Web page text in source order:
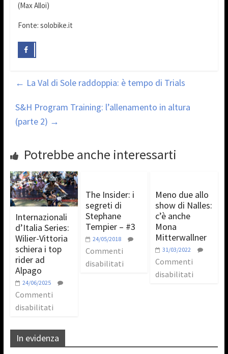
(Max Alloi)
Fonte: solobike.it
← La Val di Sole raddoppia: è tempo di Trials
S&H Program Training: l’allenamento in altura
(parte 2) →
Potrebbe anche interessarti
Internazionali
d’Italia Series:
Wilier-Vittoria
schiera i top
rider ad
Alpago
24/06/2025
Commenti
disabilitati
The Insider: i
segreti di
Stephane
Tempier – #3
24/05/2018
Commenti
disabilitati
Meno due allo
show di Nalles:
c’è anche
Mona
Mitterwallner
31/03/2022
Commenti
disabilitati
In evidenza